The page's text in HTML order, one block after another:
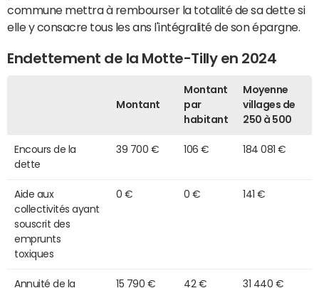
commune mettra à rembourser la totalité de sa dette si
elle y consacre tous les ans l'intégralité de son épargne.
Endettement de la Motte-Tilly en 2024
Montant
Montant
par
habitant
Moyenne
villages de
250 à 500
Encours de la
dette
39 700 € 106 € 184 081 €
Aide aux
collectivités ayant
souscrit des
emprunts
toxiques
0 € 0 € 141 €
Annuité de la
15 790 € 42 € 31 440 €